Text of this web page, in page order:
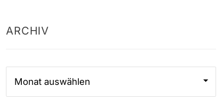
ARCHIV